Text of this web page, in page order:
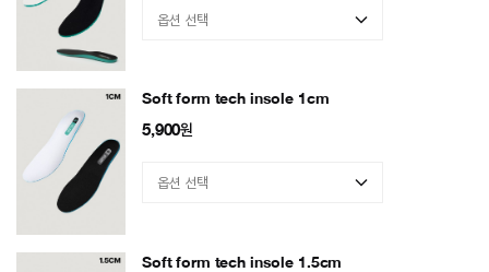
Soft form tech insole 1cm
5,900원
Soft form tech insole 1.5cm